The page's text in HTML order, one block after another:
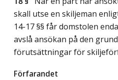
skall utse en skiljeman
14-17 §§ får domstolen
avslå ansökan på den
förutsättningar för
Förfarandet